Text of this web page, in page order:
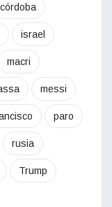
córdoba
israel
macri
messi
paro
rusia
Trump